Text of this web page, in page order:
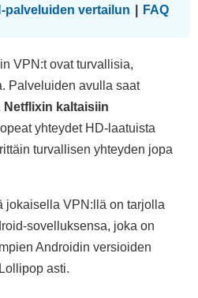
palveluiden vertailun
FAQ
VPN:t ovat turvallisia,
Palveluiden avulla saat
Netflixin kaltaisiin
yhteydet HD-laatuista
turvallisen yhteyden jopa
jokaisella VPN:llä on tarjolla
sovelluksensa, joka on
Androidin versioiden
asti.